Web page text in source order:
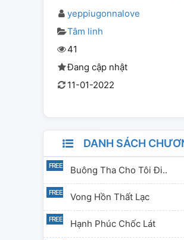
yeppiugonnalove
Tâm linh
41
Đang cập nhật
11-01-2022
DANH SÁCH
Buông Tha Cho Tôi Đi..
Vong Hồn Thất Lạc
Hạnh Phúc Chốc Lát